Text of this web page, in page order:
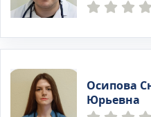
Осипова
Юрьевна